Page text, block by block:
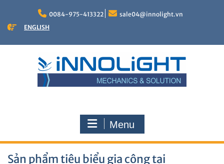
content
0084-975-413322
sale04@innolight.vn
ENGLISH
Menu
Sản phẩm tiêu biểu gia công tại